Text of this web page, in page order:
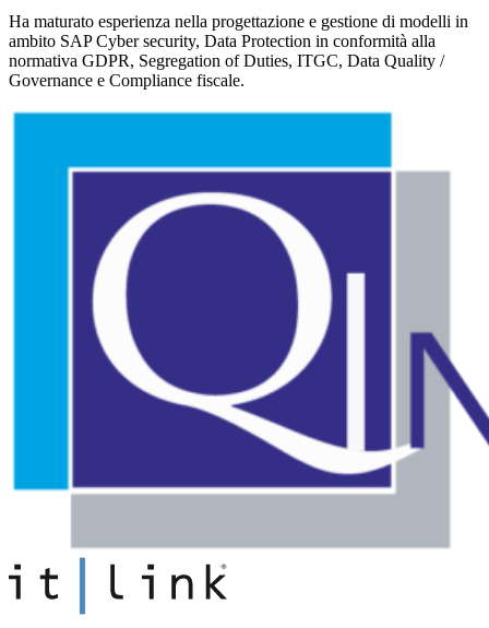
Ha maturato esperienza nella progettazione e gestione di modelli in
ambito SAP Cyber security, Data Protection in conformità alla
normativa GDPR, Segregation of Duties, ITGC, Data Quality /
Governance e Compliance fiscale.